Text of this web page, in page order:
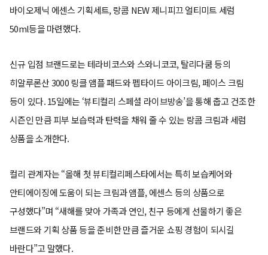
바이오제닉 에센스 기획세트, 랑콤 NEW 제니피끄 얼티미트 세럼
50ml등을 마련했다.
신규 입점 브랜드로는 테라비코스와 스와니코코, 탈리다쿰 등의
히알루론산 3000 링클 앰플 패드와 펩타이드 아이크림, 페이스 크림
등이 있다. 15일에는 ‘뷰티컬리 스페셜 라이브방송’을 통해 춥고 건조한
시즌인 만큼 피부 보습력과 탄력을 채워 줄 수 있는 랑콤 크림과 세럼
상품을 소개한다.
컬리 관계자는 “올해 첫 뷰티컬리페스타에서는 특히 보습케어와
안티에이징에 도움이 되는 크림과 앰플, 에센스 등의 상품으로
구성했다”며 “새해를 맞아 가족과 연인, 친구 등에게 선물하기 좋은
브랜드와 기획 상품 등을 준비한 만큼 즐거운 쇼핑 경험이 되시길
바란다”고 말했다.